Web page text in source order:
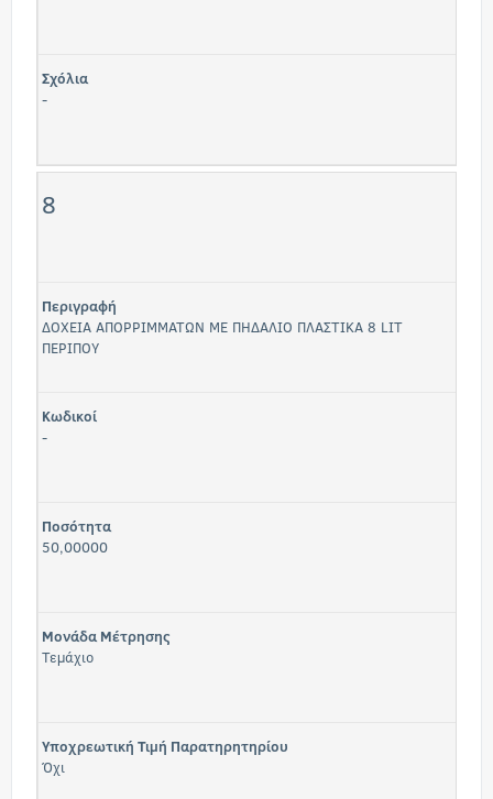
Σχόλια
-
8
Περιγραφή
ΔΟΧΕΙΑ ΑΠΟΡΡΙΜΜΑΤΩΝ ΜΕ ΠΗΔΑΛΙΟ ΠΛΑΣΤΙΚΑ 8 LIT
ΠΕΡΙΠΟΥ
Κωδικοί
-
Ποσότητα
50,00000
Μονάδα Μέτρησης
Τεμάχιο
Υποχρεωτική Τιμή Παρατηρητηρίου
Όχι